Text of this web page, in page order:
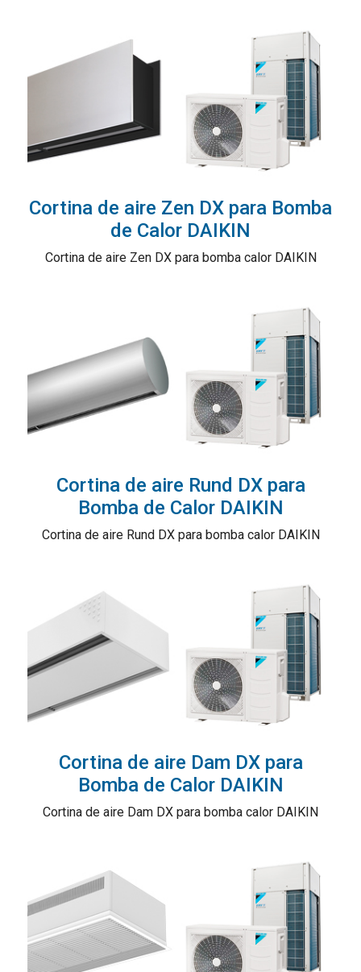
Cortina de aire Zen DX para Bomba
de Calor DAIKIN
Cortina de aire Zen DX para bomba calor DAIKIN
Cortina de aire Rund DX para
Bomba de Calor DAIKIN
Cortina de aire Rund DX para bomba calor DAIKIN
Cortina de aire Dam DX para
Bomba de Calor DAIKIN
Cortina de aire Dam DX para bomba calor DAIKIN